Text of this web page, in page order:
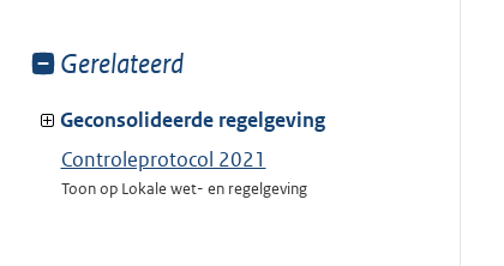
Toon
van:
Gerelateerd
Geconsolideerde regelgeving
Controleprotocol 2021
Toon op Lokale wet- en regelgeving